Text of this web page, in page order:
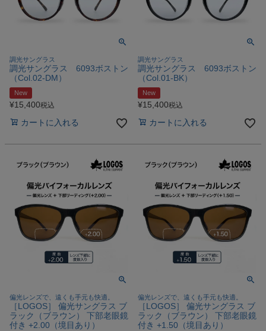
調光サングラス
調光サングラス 6093ボストン
（Col.02‐DM）
New
¥15,400税込
カートに入れる
調光サングラス
調光サングラス 6093ボストン
（Col.01‐BK）
New
¥15,400税込
カートに入れる
偏光レンズで、遠くも手元も快適。
［LOGOS］ 偏光サングラス ブ
ラック（ブラウン） 下部老眼鏡
付き +2.00（境目あり）
偏光レンズで、遠くも手元も快適。
［LOGOS］ 偏光サングラス ブ
ラック（ブラウン） 下部老眼鏡
付き +1.50（境目あり）